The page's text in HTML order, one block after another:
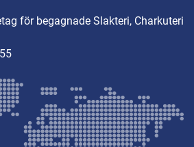
för begagnade Slakteri, Charkuteri